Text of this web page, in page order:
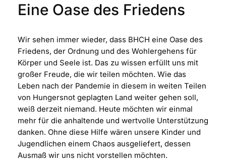
Eine Oase des Friedens
Wir sehen immer wieder, dass BHCH eine Oase des
Friedens, der Ordnung und des Wohlergehens für
Körper und Seele ist. Das zu wissen erfüllt uns mit
großer Freude, die wir teilen möchten. Wie das
Leben nach der Pandemie in diesem in weiten Teilen
von Hungersnot geplagten Land weiter gehen soll,
weiß derzeit niemand. Heute möchten wir einmal
mehr für die anhaltende und wertvolle Unterstützung
danken. Ohne diese Hilfe wären unsere Kinder und
Jugendlichen einem Chaos ausgeliefert, dessen
Ausmaß wir uns nicht vorstellen möchten.